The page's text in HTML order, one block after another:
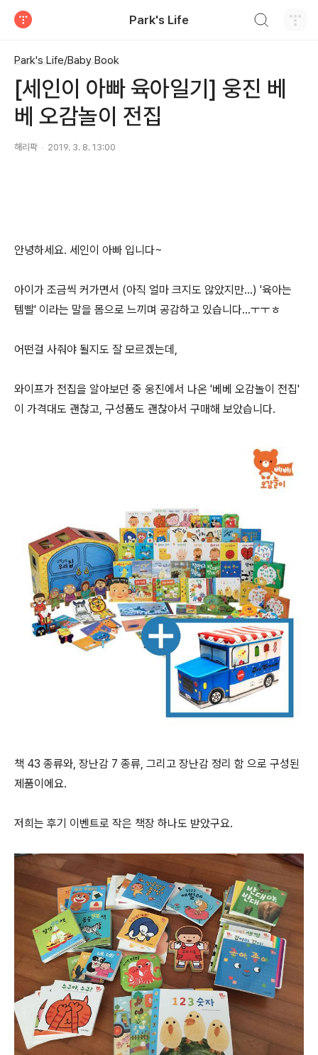
Park's Life
Park's Life/Baby Book
[세인이 아빠 육아일기] 웅진 베
베 오감놀이 전집
해리팍 2019. 3. 8. 13:00
안녕하세요. 세인이 아빠 입니다~
아이가 조금씩 커가면서 (아직 얼마 크지도 않았지만...) '육아는
템빨' 이라는 말을 몸으로 느끼며 공감하고 있습니다...ㅜㅜㅎ
어떤걸 사줘야 될지도 잘 모르겠는데,
와이프가 전집을 알아보던 중 웅진에서 나온 '베베 오감놀이 전집'
이 가격대도 괜찮고, 구성품도 괜찮아서 구매해 보았습니다.
책 43 종류와, 장난감 7 종류, 그리고 장난감 정리 함 으로 구성된
제품이에요.
저희는 후기 이벤트로 작은 책장 하나도 받았구요.